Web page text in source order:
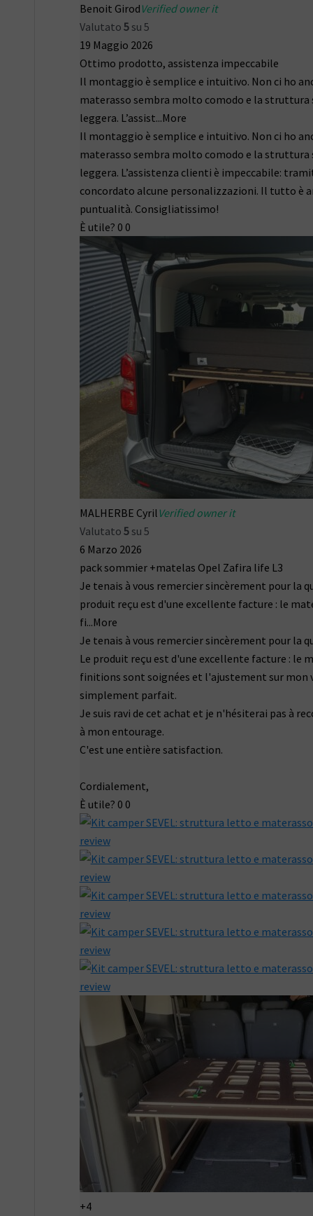
Benoit GirodVerified owner it
Valutato 5su 5
19 Maggio 2026
Ottimo prodotto, assistenza impeccabile
Il montaggio è semplice e intuitivo. Non ci ho
materasso sembra molto comodo e la struttura
leggera. L’assist...More
Il montaggio è semplice e intuitivo. Non ci ho
materasso sembra molto comodo e la struttura
leggera. L’assistenza clienti è impeccabile:
concordato alcune personalizzazioni. Il tutto è
puntualità. Consigliatissimo!
È utile? 0 0
MALHERBE Cyril Verified owner it
Valutato 5su 5
6 Marzo 2026
pack sommier +matelas Opel Zafira life L3
Je tenais à vous remercier sincèrement pour la
produit reçu est d'une excellente facture : le
fi...More
Je tenais à vous remercier sincèrement pour la
Le produit reçu est d'une excellente facture : le
finitions sont soignées et l'ajustement sur mon
simplement parfait.
Je suis ravi de cet achat et je n'hésiterai pas à
à mon entourage.
C'est une entière satisfaction.
​Cordialement,
È utile? 0 0
+4